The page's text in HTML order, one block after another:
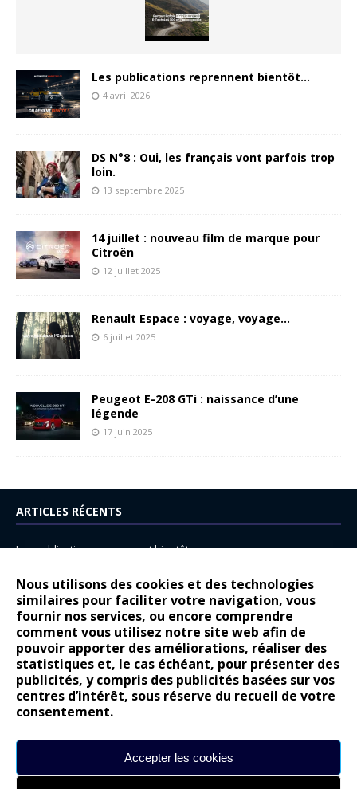
Nous utilisons des cookies et des technologies
similaires pour faciliter votre navigation, vous
fournir nos services, ou encore comprendre
comment vous utilisez notre site web afin de
pouvoir apporter des améliorations, réaliser des
statistiques et, le cas échéant, pour présenter des
publicités, y compris des publicités basées sur vos
centres d’intérêt, sous réserve du recueil de votre
consentement.
Accepter les cookies
Les publications reprennent bientôt…
4 avril 2026
DS N°8 : Oui, les français vont parfois trop
loin.
13 septembre 2025
14 juillet : nouveau film de marque pour
Citroën
12 juillet 2025
Renault Espace : voyage, voyage…
6 juillet 2025
Peugeot E-208 GTi : naissance d’une
légende
17 juin 2025
ARTICLES RÉCENTS
Les publications reprennent bientôt…
14 juillet : nouveau film de marque pour Citroën
Renault Espace : voyage, voyage…
Peugeot E-208 GTi : naissance d’une légende
COMMENTAIRES RÉCENTS
Bernard Dardartdans
Gilly
gyo